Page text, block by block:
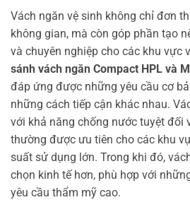
Vách ngăn vệ sinh không chỉ đơn
không gian, mà còn góp phần tạo
và chuyên nghiệp cho các khu vực
sánh vách ngăn Compact HPL và
đáp ứng được những yêu cầu cơ
những cách tiếp cận khác nhau.
với khả năng chống nước tuyệt đối
thường được ưu tiên cho các khu
suất sử dụng lớn. Trong khi đó,
chọn kinh tế hơn, phù hợp với
yêu cầu thẩm mỹ cao.